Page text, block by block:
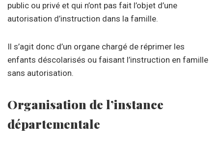
public ou privé et qui n’ont pas fait l’objet d’une
autorisation d’instruction dans la famille.
Il s’agit donc d’un organe chargé de réprimer les
enfants déscolarisés ou faisant l’instruction en famille
sans autorisation.
Organisation de l’instance
départementale